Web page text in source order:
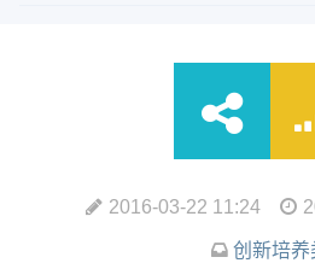
2016-03-22 11:24
创新培养